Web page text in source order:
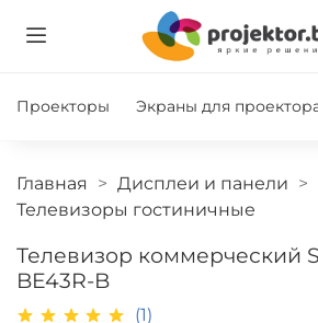
Проекторы Экраны для
Главная
Дисплеи и панели
Телевизоры гостиничные
Телевизор коммерческий
BE43R-B
(1)